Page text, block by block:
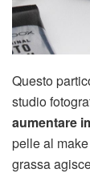
Questo
studio
aumentare
pelle al
grassa